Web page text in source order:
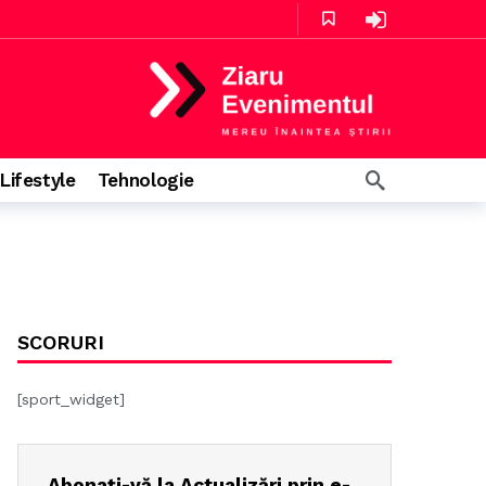
Lifestyle Tehnologie
SCORURI
[sport_widget]